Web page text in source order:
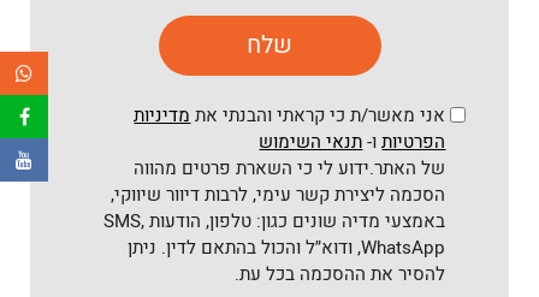
אני מאשר/ת כי קראתי והבנתי את מדיניות
הפרטיותו-תנאי השימוש
של האתר.ידוע לי כי השארת פרטים מהווה
הסכמה ליצירת קשר עימי, לרבות דיוור שיווקי,
באמצעי מדיה שונים כגון: טלפון, הודעות SMS,
WhatsApp, ודוא״ל והכול בהתאם לדין. ניתן
להסיר את ההסכמה בכל עת.